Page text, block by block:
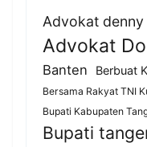
Advokat
Advokat
Banten Berbuat
Bersama Rakyat TNI
Bupati Kabupaten
Bupati